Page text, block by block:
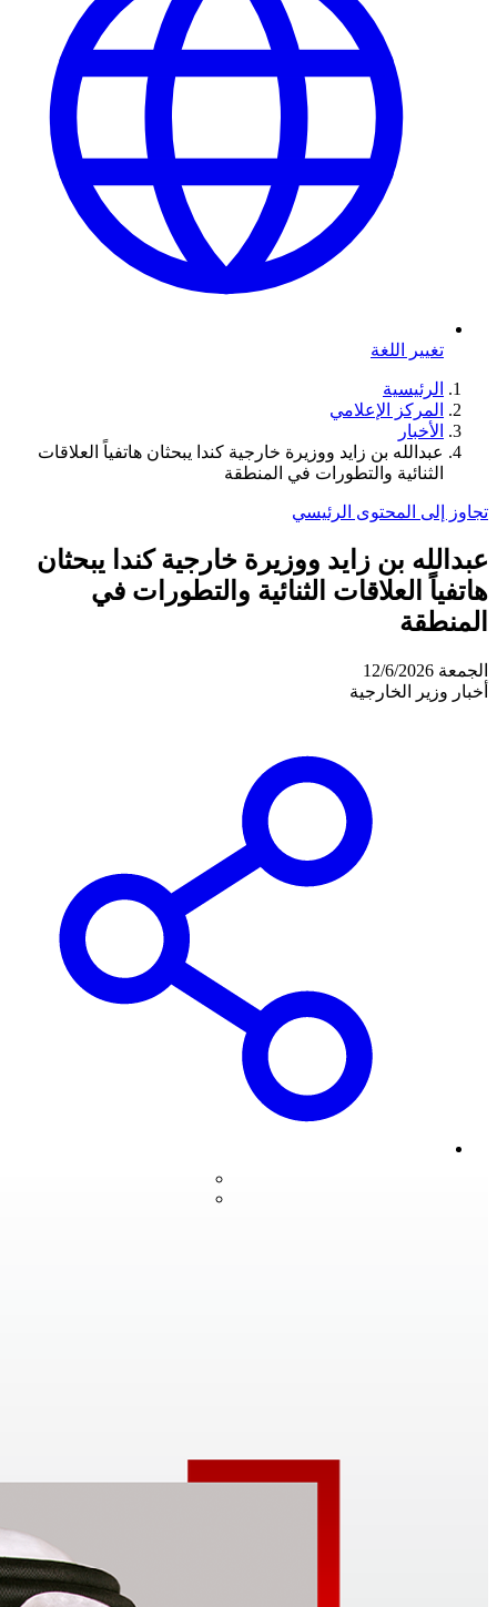
تغيير اللغة
الرئيسية
المركز الإعلامي
الأخبار
عبدالله بن زايد ووزيرة خارجية كندا يبحثان هاتفياً العلاقات
الثنائية والتطورات في المنطقة
تجاوز إلى المحتوى الرئيسي
عبدالله بن زايد ووزيرة خارجية كندا يبحثان
هاتفياً العلاقات الثنائية والتطورات في
المنطقة
الجمعة 12/6/2026
أخبار وزير الخارجية